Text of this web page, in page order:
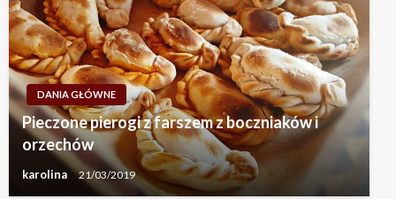
DANIA GŁÓWNE
Pieczone pierogi z farszem z boczniaków i
orzechów
karolina 21/03/2019